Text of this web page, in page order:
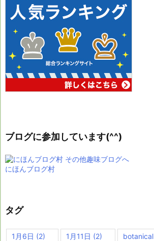
ブログに参加しています(^^)
にほんブログ村
タグ
1月6日 (2) 1月11日 (2) botanical